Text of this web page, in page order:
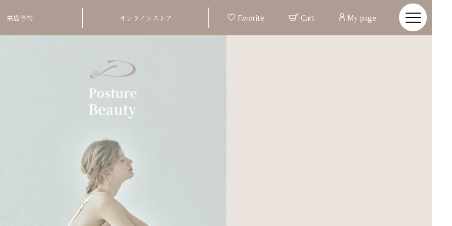
来店予約 オンラインストア Favorite Cart My page